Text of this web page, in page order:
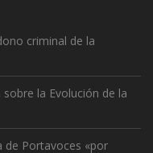
criminal de la
la Evolución de la
de Portavoces «por